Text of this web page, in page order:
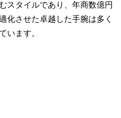
スタイルであり、年商数億円
化させた卓越した手腕は多く
います。